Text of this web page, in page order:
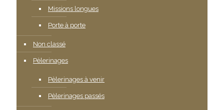
Missions longues
Porte à porte
Non classé
Pèlerinages
Pèlerinages à venir
Pèlerinages passés